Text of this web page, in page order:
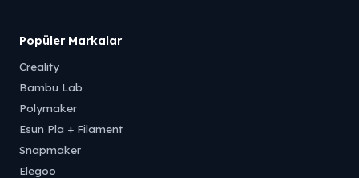
Popüler Markalar
Creality
Bambu Lab
Polymaker
Esun Pla + Filament
Snapmaker
Elegoo